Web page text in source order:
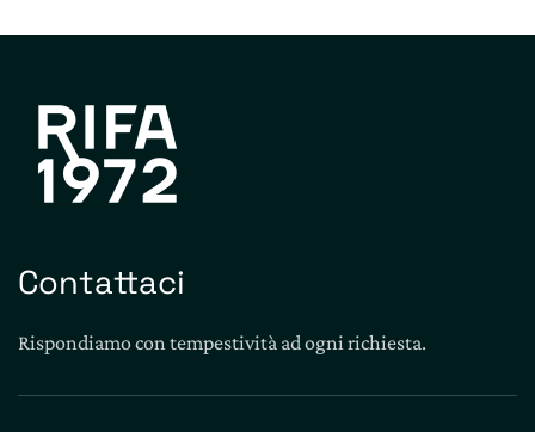
Contattaci
Rispondiamo con tempestività ad ogni richiesta.